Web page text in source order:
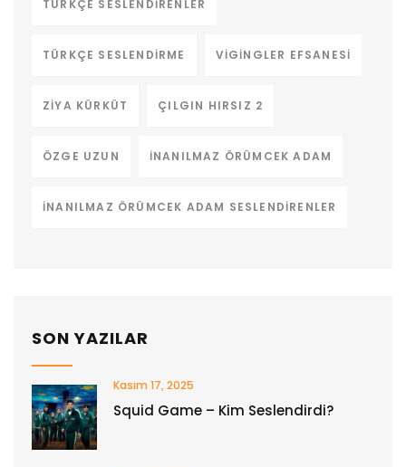
TÜRKÇE SESLENDIRENLER
TÜRKÇE SESLENDIRME VIGINGLER EFSANESI
ZIYA KÜRKÜT ÇILGIN HIRSIZ 2
ÖZGE UZUN İNANILMAZ ÖRÜMCEK ADAM
İNANILMAZ ÖRÜMCEK ADAM SESLENDIRENLER
SON YAZILAR
Kasım 17, 2025
Squid Game – Kim Seslendirdi?